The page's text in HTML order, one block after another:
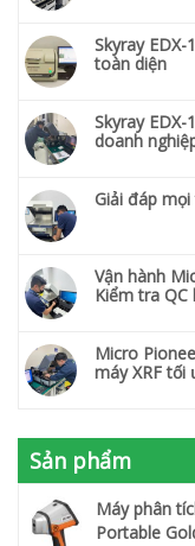
Skyray
toàn diện
Skyray
doanh
Giải đáp
Vận hành
Kiểm tra QC
Micro
máy XRF tối
Sản phẩm
Máy phân
Portable